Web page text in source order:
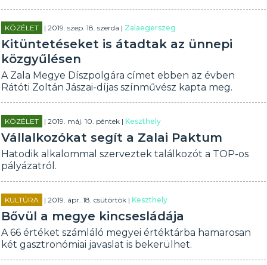
KÖZÉLET | 2019. szep. 18. szerda | Zalaegerszeg
Kitüntetéseket is átadtak az ünnepi
közgyűlésen
A Zala Megye Díszpolgára címet ebben az évben
Rátóti Zoltán Jászai-díjas színművész kapta meg.
KÖZÉLET | 2019. máj. 10. péntek |Keszthely
Vállalkozókat segít a Zalai Paktum
Hatodik alkalommal szerveztek találkozót a TOP-os
pályázatról.
KULTÚRA | 2019. ápr. 18. csütörtök |Keszthely
Bővül a megye kincsesládája
A 66 értéket számláló megyei értéktárba hamarosan
két gasztronómiai javaslat is bekerülhet.